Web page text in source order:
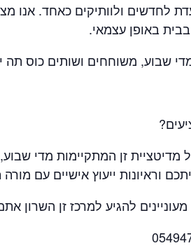
לחדשים ולוותיקים כאחד. אנו
באופן עצמאי.
שבוע, משוחחים ושותים כוס תה
וראיונות ייעוץ אישיים עם מורה
להגיע למרכז זן השרון